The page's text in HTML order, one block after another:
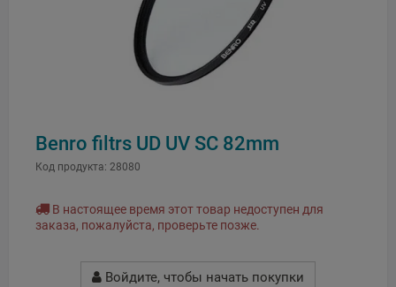
Benro filtrs UD UV SC 82mm
Код продукта: 28080
В настоящее время этот товар недоступен для
заказа, пожалуйста, проверьте позже.
Войдите, чтобы начать покупки